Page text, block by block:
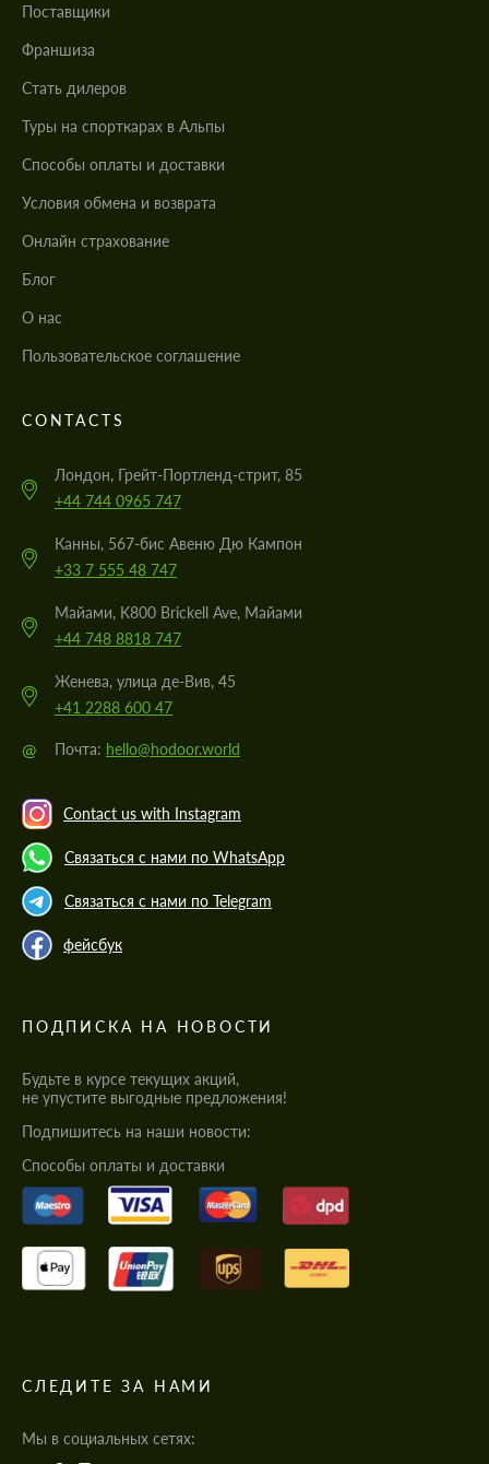
Поставщики
Франшиза
Стать дилеров
Туры на спорткарах в Альпы
Cпособы оплаты и доставки
Условия обмена и возврата
Онлайн страхование
Блог
О нас
Пользовательское соглашение
CONTACTS
Лондон, Грейт-Портленд-стрит, 85
+44 744 0965 747
Канны, 567-бис Авеню Дю Кампон
+33 7 555 48 747
Майами, K800 Brickell Ave, Майами
+44 748 8818 747
Женева, улица де-Вив, 45
+41 2288 600 47
@ Почта: hello@hodoor.world
Contact us with Instagram
Связаться с нами по WhatsApp
Связаться с нами по Telegram
фейсбук
ПОДПИСКА НА НОВОСТИ
Будьте в курсе текущих акций,
не упустите выгодные предложения!
Подпишитесь на наши новости:
Cпособы оплаты и доставки
СЛЕДИТЕ ЗА НАМИ
Мы в социальных сетях: